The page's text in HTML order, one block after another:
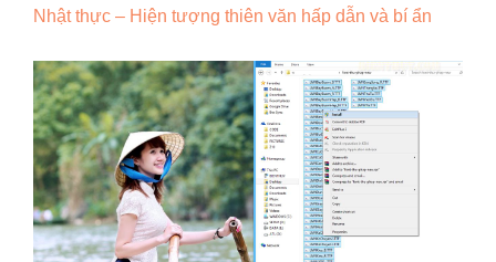
Nhật thực – Hiện tượng thiên văn hấp dẫn và bí ẩn